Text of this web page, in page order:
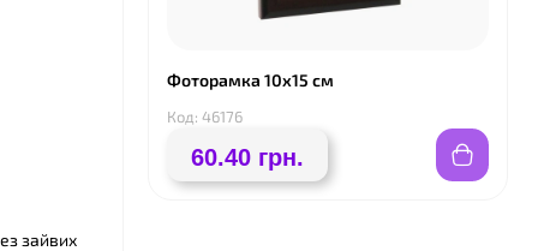
зайвих
Фоторамка 10х15 см
Код: 46176
60.40 грн.